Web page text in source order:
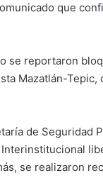
que
se reportaron
Mazatlán-Tepic,
de Seguridad
se realizaron